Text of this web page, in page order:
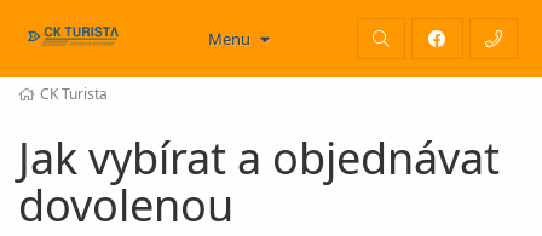
Menu
CK Turista
Jak vybírat a objednávat
dovolenou